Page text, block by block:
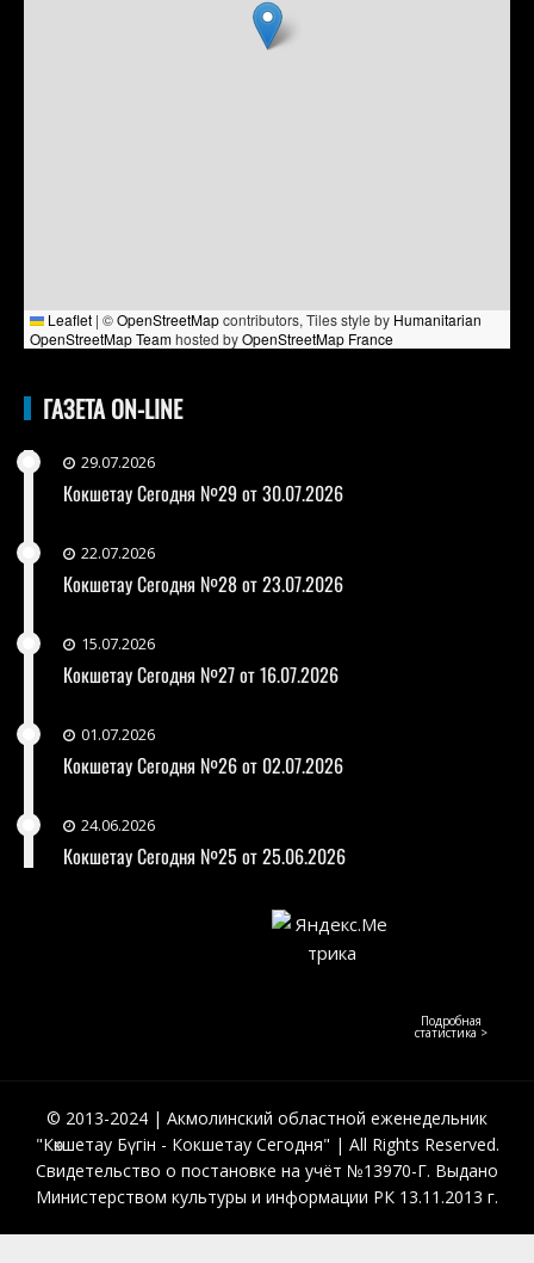
Leaflet | ©OpenStreetMapcontributors, Tiles style by Humanitarian
OpenStreetMap Teamhosted byOpenStreetMap France
ГАЗЕТА ON-LINE
29.07.2026
Кокшетау Сегодня №29 от 30.07.2026
22.07.2026
Кокшетау Сегодня №28 от 23.07.2026
15.07.2026
Кокшетау Сегодня №27 от 16.07.2026
01.07.2026
Кокшетау Сегодня №26 от 02.07.2026
24.06.2026
Кокшетау Сегодня №25 от 25.06.2026
Подробная
статистика >
© 2013-2024 | Акмолинский областной еженедельник
"Көкшетау Бүгін - Кокшетау Сегодня" | All Rights Reserved.
Свидетельство о постановке на учёт №13970-Г. Выдано
Министерством культуры и информации РК 13.11.2013 г.